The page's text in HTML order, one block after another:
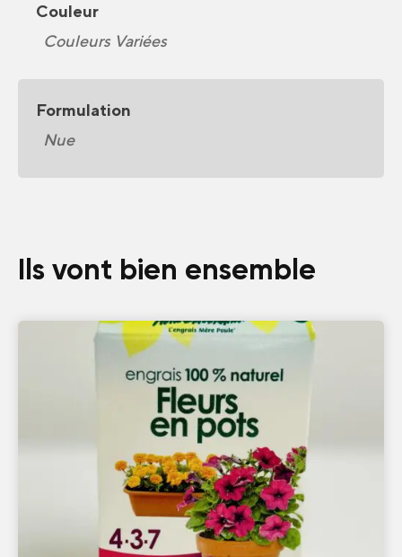
Couleur
Couleurs Variées
Formulation
Nue
Ils vont bien ensemble